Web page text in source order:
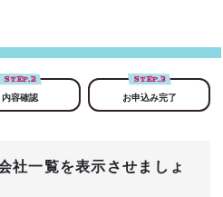
STEP.2
内容確認
STEP.3
お申込み完了
社一覧を表示させましょ